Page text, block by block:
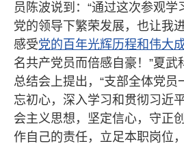
员陈波说到：“通过这次参观学
党的领导下繁荣发展，也让我
感受党的百年光辉历程和伟大
名共产党员而倍感自豪！”夏武
总结会上提出，“支部全体党员
忘初心，深入学习和贯彻习近
会主义思想，坚定信心，守正
作自己的责任，立足本职岗位